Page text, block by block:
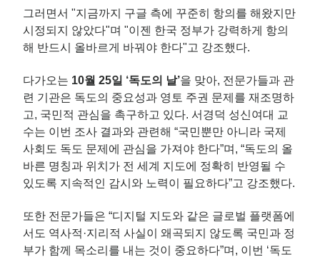
그러면서 "지금까지 구글 측에 꾸준히 항의를 해왔지만
시정되지 않았다"며 "이젠 한국 정부가 강력하게 항의
해 반드시 올바르게 바꿔야 한다"고 강조했다.
다가오는 10월 25일 ‘독도의 날’을 맞아, 전문가들과 관
련 기관은 독도의 중요성과 영토 주권 문제를 재조명하
고, 국민적 관심을 촉구하고 있다. 서경덕 성신여대 교
수는 이번 조사 결과와 관련해 “국민뿐만 아니라 국제
사회도 독도 문제에 관심을 가져야 한다”며, “독도의 올
바른 명칭과 위치가 전 세계 지도에 정확히 반영될 수
있도록 지속적인 감시와 노력이 필요하다”고 강조했다.
또한 전문가들은 “디지털 지도와 같은 글로벌 플랫폼에
서도 역사적·지리적 사실이 왜곡되지 않도록 국민과 정
부가 함께 목소리를 내는 것이 중요하다”며, 이번 ‘독도